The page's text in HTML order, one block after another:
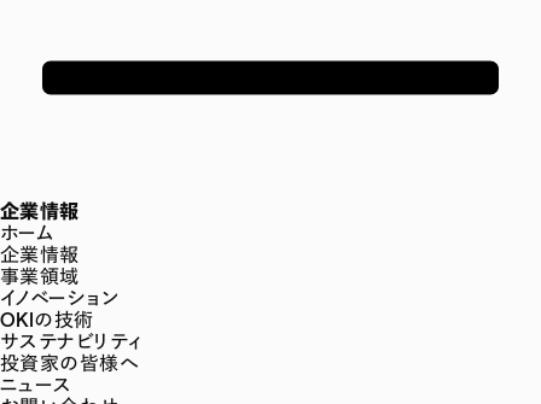
企業情報
ホーム
企業情報
事業領域
イノベーション
OKIの技術
サステナビリティ
投資家の皆様へ
ニュース